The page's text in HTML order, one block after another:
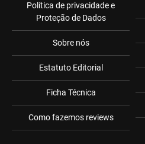
Política de privacidade e
Proteção de Dados
Sobre nós
Estatuto Editorial
Ficha Técnica
Como fazemos reviews